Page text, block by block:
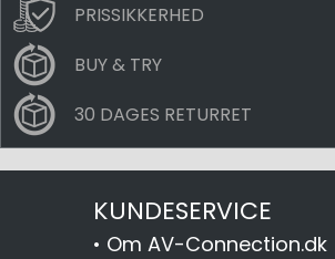
PRISSIKKERHED
BUY & TRY
30 DAGES RETURRET
KUNDESERVICE
• Om AV-Connection.dk